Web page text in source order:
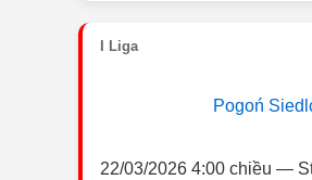
I Liga
Pogoń
22/03/2026 4:00 chiều —